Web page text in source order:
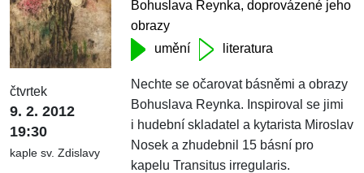
čtvrtek
9. 2. 2012
19:30
kaple sv. Zdislavy
Bohuslava Reynka, doprovázené jeho
obrazy
umění
literatura
Nechte se očarovat básněmi a obrazy
Bohuslava Reynka. Inspiroval se jimi
i hudební skladatel a kytarista Miroslav
Nosek a zhudebnil 15 básní pro
kapelu Transitus irregularis.